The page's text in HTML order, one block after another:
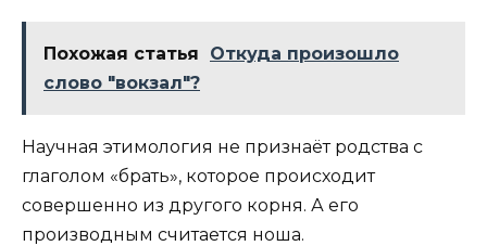
Похожая статья
Откуда произошло
слово "вокзал"?
Научная этимология не признаёт родства с
глаголом «брать», которое происходит
совершенно из другого корня. А его
производным считается ноша.